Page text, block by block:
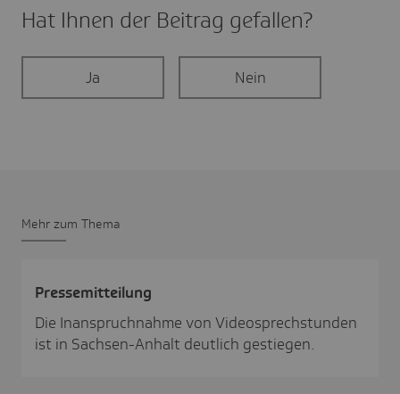
Hat Ihnen der Beitrag gefal­len?
Ja Nein
Mehr zum Thema
Pres­se­mit­tei­lung
Die Inanspruchnahme von Videosprechstunden
ist in Sachsen-Anhalt deutlich gestiegen.